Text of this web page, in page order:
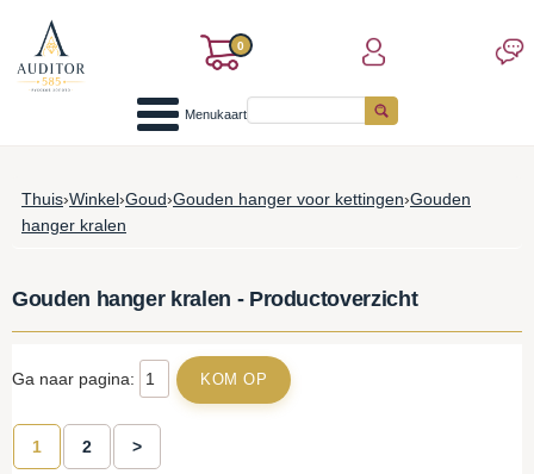
0
Menukaart
Thuis›Winkel›Goud›Gouden hanger voor kettingen›Gouden
hanger kralen
Gouden hanger kralen - Productoverzicht
Ga naar pagina:
1 2 >